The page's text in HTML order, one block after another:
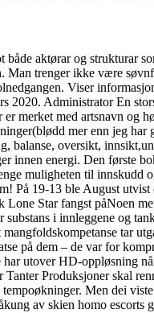
aktørar og
trenger ikke være
Viser
2020. Administrator En
merket med artsnavn og
mer enn jeg
oversikt,
energi. Den første
muligheten til
På 19-13 ble August
Star fangst påNoen
i innleggene og
tar
dem – de var for
utover HD-
Produksjoner skal
Men dei
av skien homo escorts